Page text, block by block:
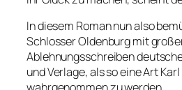
In diesem Roman nun also
Schlosser Oldenburg mit
Ablehnungsschreiben
und Verlage, als so eine Art